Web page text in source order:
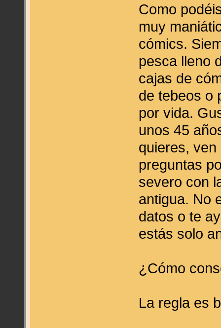
Como
muy
cómics.
pesca lleno
cajas de
de tebeos o
por vida.
unos 45
quieres,
preguntas
severo con
antigua. No
datos o te
estás solo
¿Cómo
La regla es